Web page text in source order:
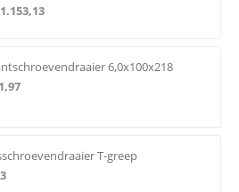
1.153,13
6,0x100x218
T-greep